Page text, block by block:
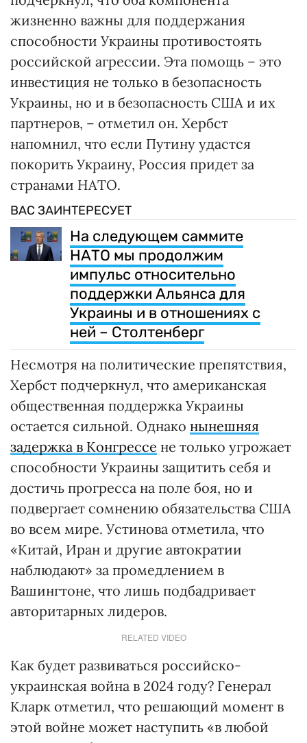
жизненно важны для поддержания
способности Украины противостоять
российской агрессии. Эта помощь – это
инвестиция не только в безопасность
Украины, но и в безопасность США и их
партнеров, – отметил он. Хербст
напомнил, что если Путину удастся
покорить Украину, Россия придет за
странами НАТО.
ВАС ЗАИНТЕРЕСУЕТ
На следующем саммите
НАТО мы продолжим
импульс относительно
поддержки Альянса для
Украины и в отношениях с
ней – Столтенберг
Несмотря на политические препятствия,
Хербст подчеркнул, что американская
общественная поддержка Украины
остается сильной. Однако нынешняя
задержка в Конгрессе не только угрожает
способности Украины защитить себя и
достичь прогресса на поле боя, но и
подвергает сомнению обязательства США
во всем мире. Устинова отметила, что
«Китай, Иран и другие автократии
наблюдают» за промедлением в
Вашингтоне, что лишь подбадривает
авторитарных лидеров.
RELATED VIDEO
Как будет развиваться российско-
украинская война в 2024 году? Генерал
Кларк отметил, что решающий момент в
этой войне может наступить «в любой